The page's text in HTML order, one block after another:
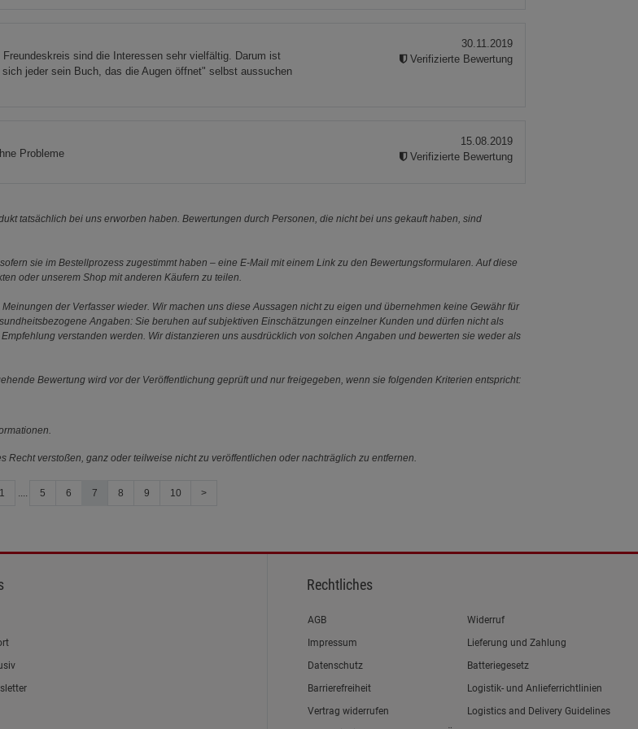
Freundeskreis sind die Interessen sehr vielfältig. Darum ist
jeder sein Buch, das die Augen öffnet" selbst aussuchen
30.11.2019
Verifizierte Bewertung
Probleme
15.08.2019
Verifizierte Bewertung
tatsächlich bei uns erworben haben. Bewertungen durch Personen, die nicht bei uns gekauft haben, sind
sie im Bestellprozess zugestimmt haben – eine E-Mail mit einem Link zu den Bewertungsformularen. Auf diese
oder unserem Shop mit anderen Käufern zu teilen.
der Verfasser wieder. Wir machen uns diese Aussagen nicht zu eigen und übernehmen keine Gewähr für
Angaben: Sie beruhen auf subjektiven Einschätzungen einzelner Kunden und dürfen nicht als
verstanden werden. Wir distanzieren uns ausdrücklich von solchen Angaben und bewerten sie weder als
Bewertung wird vor der Veröffentlichung geprüft und nur freigegeben, wenn sie folgenden Kriterien entspricht:
verstoßen, ganz oder teilweise nicht zu veröffentlichen oder nachträglich zu entfernen.
1 5 6 7 8 9 10 >
Rechtliches
Link zum/zur
AGB
Link zum/zur
Impressum
Link zum/zur
Datenschutz
Link zum/zur
Barrierefreiheit
Vertrag widerrufen
Widerruf
Lieferung und Zahlung
Batteriegesetz
Logistik- und Anlieferrichtlinien
Logistics and Delivery Guidelines